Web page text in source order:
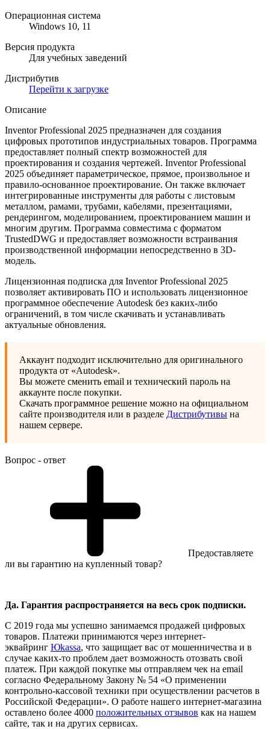
Операционная система
Windows 10, 11
Версия продукта
Для учебных заведений
Дистрибутив
Перейти к загрузке
Описание
Inventor Professional 2025 предназначен для создания
цифровых прототипов индустриальных товаров. Программа
предоставляет полный спектр возможностей для
проектирования и создания чертежей. Inventor Professional
2025 объединяет параметрическое, прямое, произвольное и
правило-основанное проектирование. Он также включает
интегрированные инструменты для работы с листовым
металлом, рамами, трубами, кабелями, презентациями,
рендерингом, моделированием, проектированием машин и
многим другим. Программа совместима с форматом
TrustedDWG и предоставляет возможности встраивания
производственной информации непосредственно в 3D-
модель.
Лицензионная подписка для Inventor Professional 2025
позволяет активировать ПО и использовать лицензионное
программное обеспечение Autodesk без каких-либо
ограничений, в том числе скачивать и устанавливать
актуальные обновления.
Аккаунт подходит исключительно для оригинального
продукта от «Autodesk».
Вы можете сменить email и технический пароль на
аккаунте после покупки.
Скачать программное решение можно на официальном
сайте производителя или в разделе Дистрибутивы на
нашем сервере.
Вопрос - ответ
Предоставляете
ли вы гарантию на купленный товар?
Да. Гарантия распространяется на весь срок подписки.
С 2019 года мы успешно занимаемся продажей цифровых
товаров. Платежи принимаются через интернет-
эквайринг Юkassa, что защищает вас от мошенничества и в
случае каких-то проблем дает возможность отозвать свой
платеж. При каждой покупке мы отправляем чек на email
согласно Федеральному Закону № 54 «О применении
контрольно-кассовой техники при осуществлении расчетов в
Российской Федерации». О работе нашего интернет-магазина
оставлено более 4000 положительных отзывов как на нашем
сайте, так и на других сервисах.